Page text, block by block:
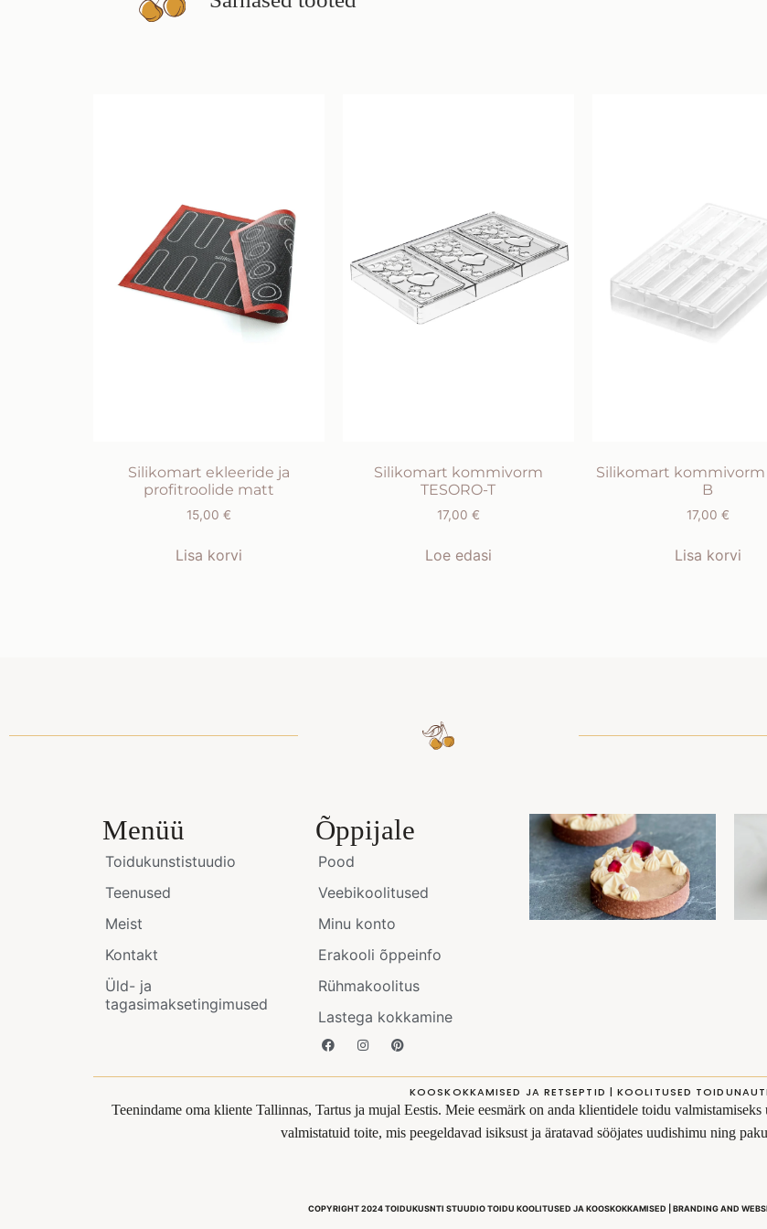
Silikomart ekleeride ja
profitroolide matt
15,00 €
Lisa korvi
Silikomart kommivorm
TESORO-T
17,00 €
Loe edasi
Silikomart kommivorm
B
17,00 €
Lisa korvi
Menüü
Toidukunstistuudio
Teenused
Meist
Kontakt
Üld- ja
tagasimaksetingimused
Õppijale
Pood
Veebikoolitused
Minu konto
Erakooli õppeinfo
Rühmakoolitus
Lastega kokkamine
KOOSKOKKAMISED JA RETSEPTID | KOOLITUSED
Teenindame oma kliente Tallinnas, Tartus ja mujal Eestis. Meie eesmärk on anda klientidele toidu
valmistatuid toite, mis peegeldavad isiksust ja äratavad sööjates uudishimu ning
COPYRIGHT 2024 TOIDUKUSNTI STUUDIO TOIDU KOOLITUSED JA KOOSKOKKAMISED | BRANDING AND